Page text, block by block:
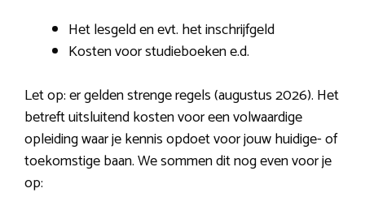
Het lesgeld en evt. het inschrijfgeld
Kosten voor studieboeken e.d.
Let op: er gelden strenge regels (augustus 2026). Het
betreft uitsluitend kosten voor een volwaardige
opleiding waar je kennis opdoet voor jouw huidige- of
toekomstige baan. We sommen dit nog even voor je
op: